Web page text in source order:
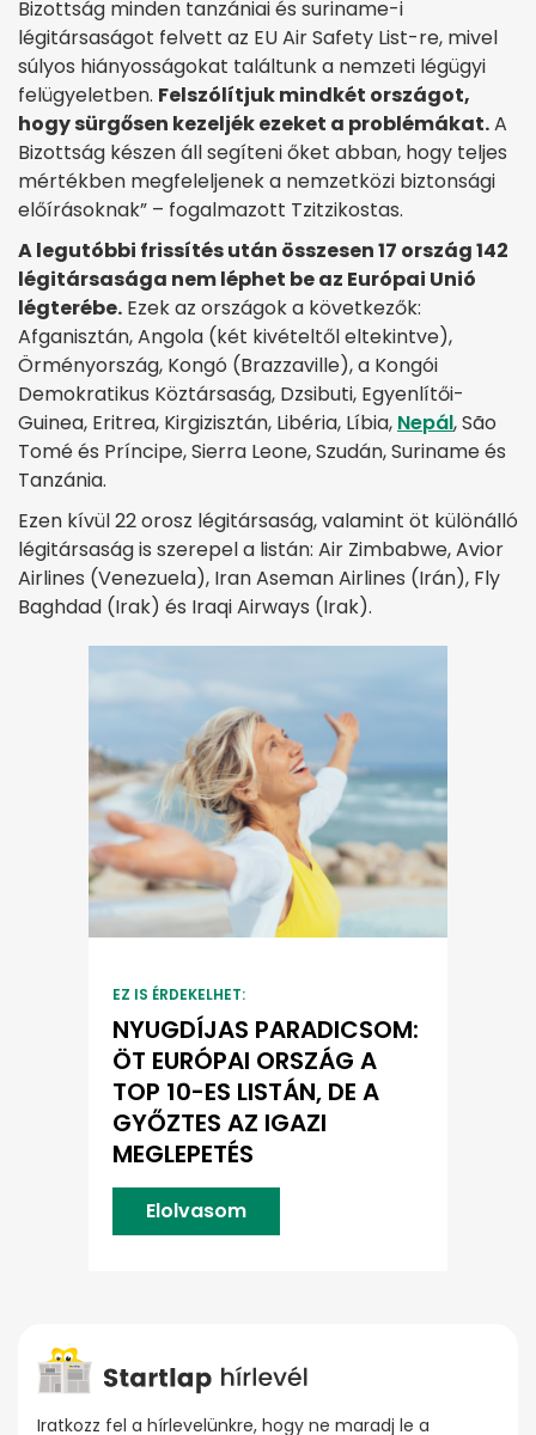
Bizottság minden tanzániai és suriname-i
légitársaságot felvett az EU Air Safety List-re, mivel
súlyos hiányosságokat találtunk a nemzeti légügyi
felügyeletben. Felszólítjuk mindkét országot,
hogy sürgősen kezeljék ezeket a problémákat.A
Bizottság készen áll segíteni őket abban, hogy teljes
mértékben megfeleljenek a nemzetközi biztonsági
előírásoknak” – fogalmazott Tzitzikostas.
A legutóbbi frissítés után összesen 17 ország 142
légitársasága nem léphet be az Európai Unió
légterébe. Ezek az országok a következők:
Afganisztán, Angola (két kivételtől eltekintve),
Örményország, Kongó (Brazzaville), a Kongói
Demokratikus Köztársaság, Dzsibuti, Egyenlítői-
Guinea, Eritrea, Kirgizisztán, Libéria, Líbia, Nepál, São
Tomé és Príncipe, Sierra Leone, Szudán, Suriname és
Tanzánia.
Ezen kívül 22 orosz légitársaság, valamint öt különálló
légitársaság is szerepel a listán: Air Zimbabwe, Avior
Airlines (Venezuela), Iran Aseman Airlines (Irán), Fly
Baghdad (Irak) és Iraqi Airways (Irak).
EZ IS ÉRDEKELHET:
NYUGDÍJAS PARADICSOM:
ÖT EURÓPAI ORSZÁG A
TOP 10-ES LISTÁN, DE A
GYŐZTES AZ IGAZI
MEGLEPETÉS
Elolvasom
Iratkozz fel a hírlevelünkre, hogy ne maradj le a